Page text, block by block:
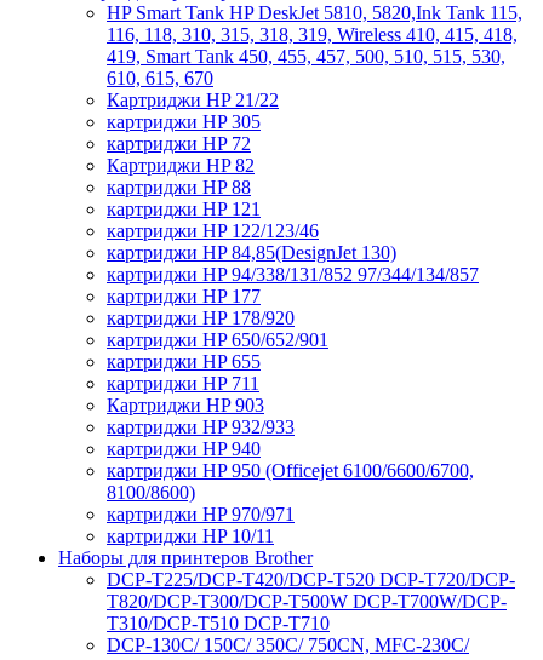
HP Smart Tank HP DeskJet 5810, 5820,Ink Tank 115,
116, 118, 310, 315, 318, 319, Wireless 410, 415, 418,
419, Smart Tank 450, 455, 457, 500, 510, 515, 530,
610, 615, 670
Картриджи HP 21/22
картриджи HP 305
картриджи HP 72
Картриджи HP 82
картриджи HP 88
картриджи HP 121
картриджи HP 122/123/46
картриджи HP 84,85(DesignJet 130)
картриджи HP 94/338/131/852 97/344/134/857
картриджи HP 177
картриджи HP 178/920
картриджи HP 650/652/901
картриджи HP 655
картриджи HP 711
Картриджи HP 903
картриджи HP 932/933
картриджи HP 940
картриджи HP 950 (Officejet 6100/6600/6700,
8100/8600)
картриджи HP 970/971
картриджи HP 10/11
Наборы для принтеров Brother
DCP-T225/DCP-T420/DCP-T520 DCP-T720/DCP-
T820/DCP-T300/DCP-T500W DCP-T700W/DCP-
T310/DCP-T510 DCP-T710
DCP-130C/ 150C/ 350C/ 750CN, MFC-230C/